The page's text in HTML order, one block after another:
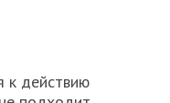
к действию